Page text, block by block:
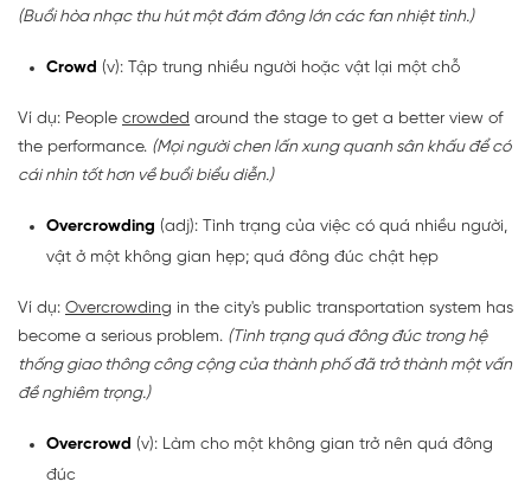
(Buổi hòa nhạc thu hút một đám đông lớn các fan nhiệt tình.)
Crowd (v): Tập trung nhiều người hoặc vật lại một chỗ
Ví dụ: People crowded around the stage to get a better view of
the performance. (Mọi người chen lấn xung quanh sân khấu để có
cái nhìn tốt hơn về buổi biểu diễn.)
Overcrowding (adj): Tình trạng của việc có quá nhiều người,
vật ở một không gian hẹp; quá đông đúc chật hẹp
Ví dụ: Overcrowding in the city's public transportation system has
become a serious problem. (Tình trạng quá đông đúc trong hệ
thống giao thông công cộng của thành phố đã trở thành một vấn
đề nghiêm trọng.)
Overcrowd (v): Làm cho một không gian trở nên quá đông
đúc